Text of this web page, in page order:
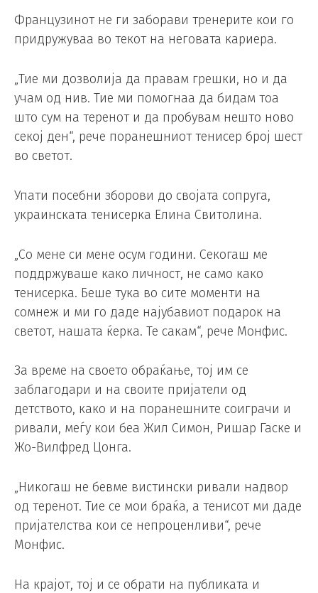
Французинот не ги заборави тренерите кои го
придружуваа во текот на неговата кариера.
„Тие ми дозволија да правам грешки, но и да
учам од нив. Тие ми помогнаа да бидам тоа
што сум на теренот и да пробувам нешто ново
секој ден“, рече поранешниот тенисер број шест
во светот.
Упати посебни зборови до својата сопруга,
украинската тенисерка Елина Свитолина.
„Со мене си мене осум години. Секогаш ме
поддржуваше како личност, не само како
тенисерка. Беше тука во сите моменти на
сомнеж и ми го даде најубавиот подарок на
светот, нашата ќерка. Те сакам“, рече Монфис.
За време на своето обраќање, тој им се
заблагодари и на своите пријатели од
детството, како и на поранешните соиграчи и
ривали, меѓу кои беа Жил Симон, Ришар Гаске и
Жо-Вилфред Цонга.
„Никогаш не бевме вистински ривали надвор
од теренот. Тие се мои браќа, а тенисот ми даде
пријателства кои се непроценливи“, рече
Монфис.
На крајот, тој и се обрати на публиката и